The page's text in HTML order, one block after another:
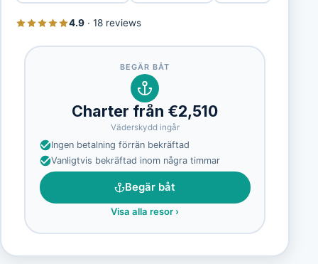
4.9· 18 reviews
BEGÄR BÅT
Charter från €2,510
Väderskydd ingår
Ingen betalning förrän bekräftad
Vanligtvis bekräftad inom några timmar
Begär båt
Visa alla resor ›